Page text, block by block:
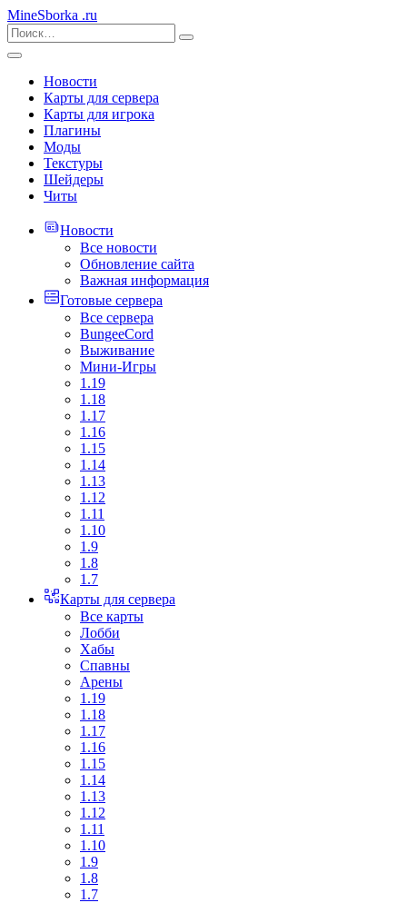
MineSborka .ru
Новости
Карты для сервера
Карты для игрока
Плагины
Моды
Текстуры
Шейдеры
Читы
Новости
Все новости
Обновление сайта
Важная информация
Готовые сервера
Все сервера
BungeeCord
Выживание
Мини-Игры
1.19
1.18
1.17
1.16
1.15
1.14
1.13
1.12
1.11
1.10
1.9
1.8
1.7
Карты для сервера
Все карты
Лобби
Хабы
Спавны
Арены
1.19
1.18
1.17
1.16
1.15
1.14
1.13
1.12
1.11
1.10
1.9
1.8
1.7